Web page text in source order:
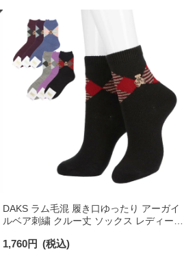
DAKS ラム毛混 履き口ゆったり アーガイ
ルベア刺繍 クルー丈 ソックス レディース
1,760円 (税込)